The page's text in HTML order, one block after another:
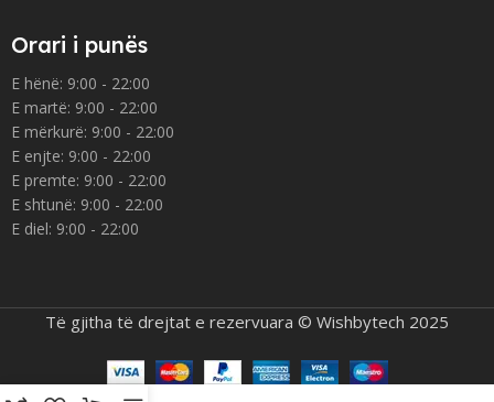
Orari i punës
E hënë: 9:00 - 22:00
E martë: 9:00 - 22:00
E mërkurë: 9:00 - 22:00
E enjte: 9:00 - 22:00
E premte: 9:00 - 22:00
E shtunë: 9:00 - 22:00
E diel: 9:00 - 22:00
Të gjitha të drejtat e rezervuara © Wishbytech 2025